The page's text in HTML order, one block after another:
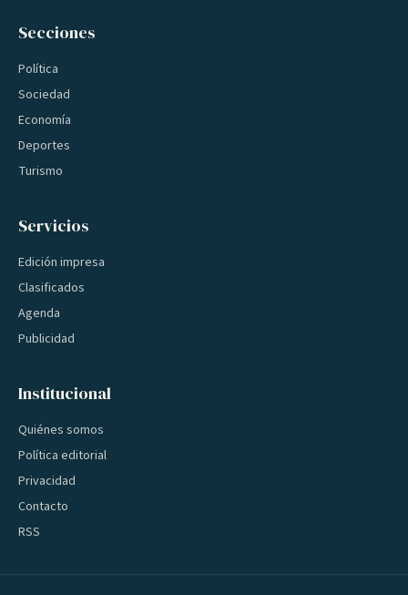
Secciones
Política
Sociedad
Economía
Deportes
Turismo
Servicios
Edición impresa
Clasificados
Agenda
Publicidad
Institucional
Quiénes somos
Política editorial
Privacidad
Contacto
RSS